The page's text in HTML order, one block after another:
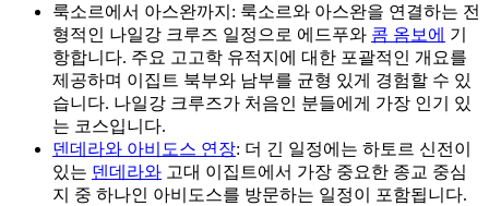
룩소르에서 아스완까지: 룩소르와 아스완을 연결하는 전
형적인 나일강 크루즈 일정으로 에드푸와 콤 옴보에 기
항합니다. 주요 고고학 유적지에 대한 포괄적인 개요를
제공하며 이집트 북부와 남부를 균형 있게 경험할 수 있
습니다. 나일강 크루즈가 처음인 분들에게 가장 인기 있
는 코스입니다.
덴데라와 아비도스 연장: 더 긴 일정에는 하토르 신전이
있는 덴데라와 고대 이집트에서 가장 중요한 종교 중심
지 중 하나인 아비도스를 방문하는 일정이 포함됩니다.